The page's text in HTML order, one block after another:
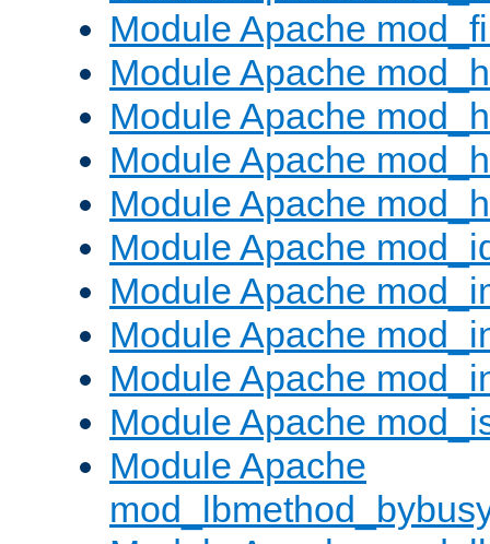
Module Apache
Module Apache
Module Apache
Module Apache
Module Apache
Module Apache
Module Apache
Module Apache
Module Apache
Module Apache
Module Apache